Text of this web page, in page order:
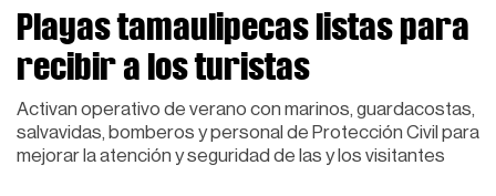
Playas tamaulipecas listas para
recibir a los turistas
Activan operativo de verano con marinos, guardacostas,
salvavidas, bomberos y personal de Protección Civil para
mejorar la atención y seguridad de las y los visitantes